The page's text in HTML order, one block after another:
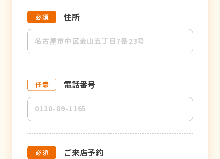
住所
電話番号
ご来店予約